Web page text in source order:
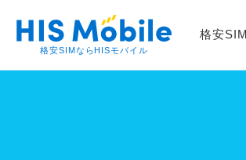
格安SIMならHISモバイル
格安SIM